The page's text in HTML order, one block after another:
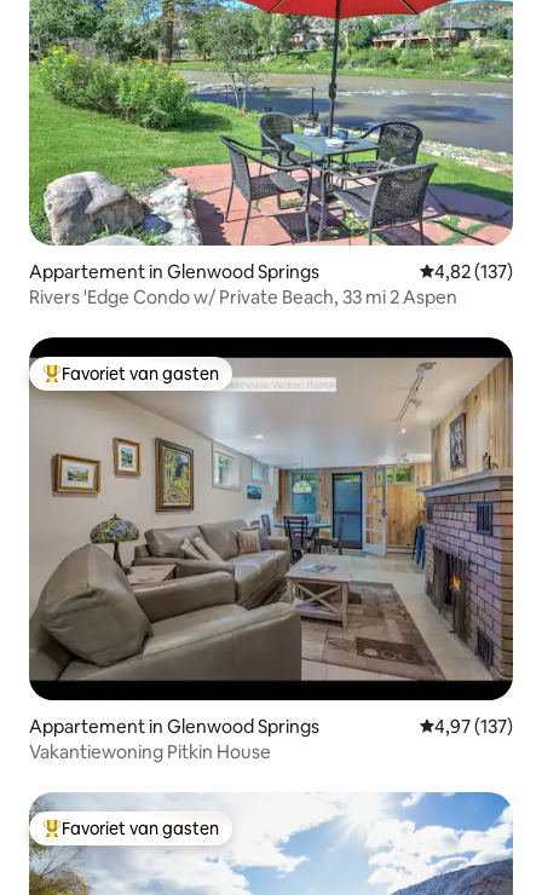
Appartement in Glenwood Springs Gemiddelde
4,82 (137)
Rivers 'Edge Condo w/ Private Beach, 33 mi 2 Aspen
Topfavoriet van gasten
Favoriet van gasten
Appartement in Glenwood Springs Gemiddelde
4,97 (137)
Vakantiewoning Pitkin House
Topfavoriet van gasten
Favoriet van gasten